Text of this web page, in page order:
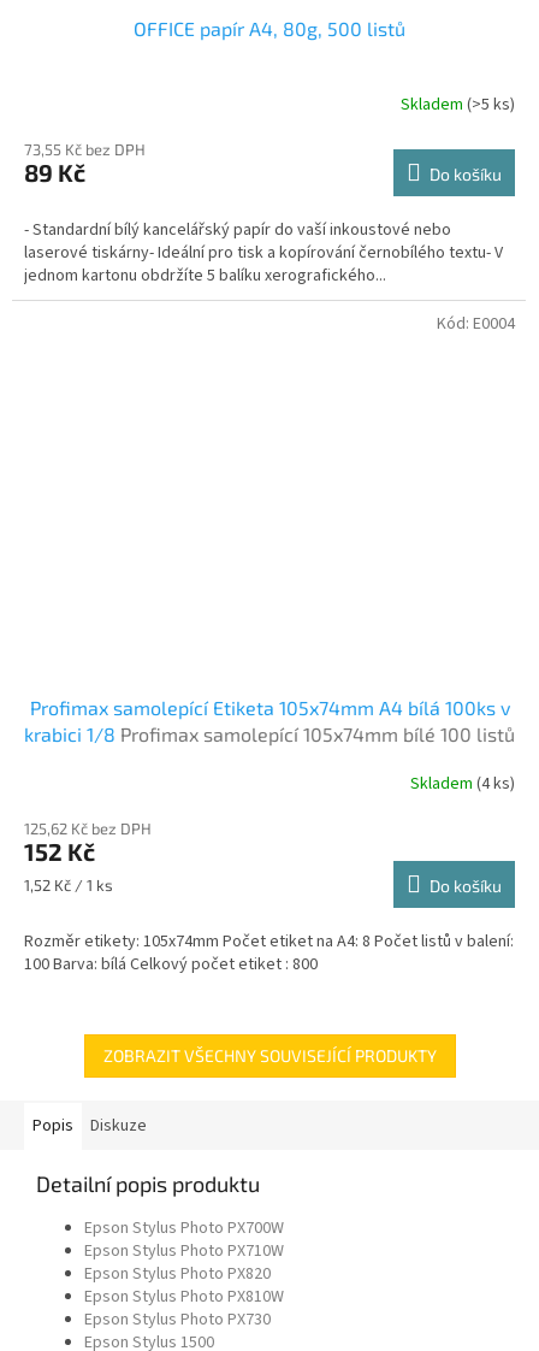
OFFICE papír A4, 80g, 500 listů
Skladem (>5 ks)
73,55 Kč bez DPH
89 Kč Do košíku
- Standardní bílý kancelářský papír do vaší inkoustové nebo
laserové tiskárny- Ideální pro tisk a kopírování černobílého textu- V
jednom kartonu obdržíte 5 balíku xerografického...
Profimax samolepící Etiketa 105x74mm A4 bílá 100ks v
krabici 1/8 Profimax samolepící 105x74mm bílé 100 listů
Skladem (4 ks)
125,62 Kč bez DPH
152 Kč
Měrná
1,52 Kč / 1 ks Do košíku
Rozměr etikety: 105x74mm Počet etiket na A4: 8 Počet listů v balení:
100 Barva: bílá Celkový počet etiket : 800
Kód: E0004
ZOBRAZIT VŠECHNY SOUVISEJÍCÍ PRODUKTY
Popis Diskuze
Detailní popis produktu
Epson Stylus Photo PX700W
Epson Stylus Photo PX710W
Epson Stylus Photo PX820
Epson Stylus Photo PX810W
Epson Stylus Photo PX730
Epson Stylus 1500